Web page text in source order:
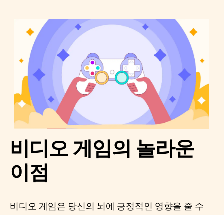
비디오 게임의 놀라운
이점
비디오 게임은 당신의 뇌에 긍정적인 영향을 줄 수